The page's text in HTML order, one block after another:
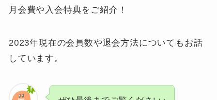
月会費や入会特典をご紹介！
2023年現在の会員数や退会方法についてもお話
しています。